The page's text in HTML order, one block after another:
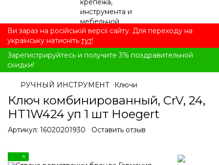
Ви зараз на російській версії сайту. Для переходу на
українську натисніть тут!
Зарегистрируйтесь и получите 3% поздравительной
скидки!
РУЧНЫЙ ИНСТРУМЕНТ Ключи
Ключ комбинированный, CrV, 24,
HT1W424 уп 1 шт Hoegert
Артикул: 16020201930 Оставить отзыв
4